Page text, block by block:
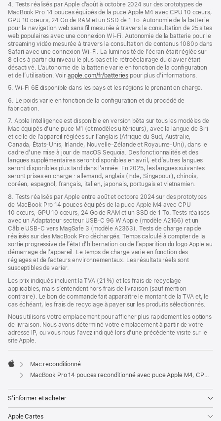
4. Tests réalisés par Apple d’août à octobre 2024 sur des prototypes de
MacBook Pro 14 pouces équipés de la puce Apple M4 avec CPU 10 cœurs,
GPU 10 cœurs, 24 Go de RAM et un SSD de 1 To. Autonomie de la batterie
pour la navigation web sans fil mesurée à travers la consultation de 25 sites
web populaires avec une connexion Wi-Fi. Autonomie de la batterie pour le
streaming vidéo mesurée à travers la consultation de contenus 1080p dans
Safari avec une connexion Wi-Fi. La luminosité de l’écran était réglée sur
8 clics à partir du niveau le plus bas et le rétroéclairage du clavier était
désactivé. L’autonomie de la batterie varie en fonction de la configuration
et de l’utilisation. Voir apple.com/fr/batteries pour plus d’informations.
5. Wi-Fi 6E disponible dans les pays et les régions le prenant en charge.
6. Le poids varie en fonction de la configuration et du procédé de
fabrication.
7. Apple Intelligence est disponible en version bêta sur tous les modèles de
Mac équipés d’une puce M1 (et modèles ultérieurs), avec la langue de Siri
et celle de l’appareil réglées sur l’anglais (Afrique du Sud, Australie,
Canada, États-Unis, Irlande, Nouvelle-Zélande et Royaume-Uni), dans le
cadre d’une mise à jour de macOS Sequoia. Des fonctionnalités et des
langues supplémentaires seront disponibles en avril, et d’autres langues
seront disponibles plus tard dans l’année. En 2025, les langues suivantes
seront prises en charge : allemand, anglais (Inde, Singapour), chinois,
coréen, espagnol, français, italien, japonais, portugais et vietnamien.
8. Tests réalisés par Apple entre août et octobre 2024 sur des prototypes
de MacBook Pro 14 pouces équipés de la puce Apple M4 avec CPU
10 cœurs, GPU 10 cœurs, 24 Go de RAM et un SSD de 1 To. Tests réalisés
avec un Adaptateur secteur USB-C 96 W Apple (modèle A2166) et un
Câble USB-C vers MagSafe 3 (modèle A2363). Tests de charge rapide
réalisés sur des MacBook Pro déchargés. Temps calculé à compter de la
sortie progressive de l’état d’hibernation ou de l’apparition du logo Apple au
démarrage de l’appareil. Le temps de charge varie en fonction des
réglages et de facteurs environnementaux. Les résultats réels sont
susceptibles de varier.
Les prix indiqués incluent la TVA (21 %) et les frais de recyclage
applicables, mais s’entendent hors frais de livraison (sauf mention
contraire). Le bon de commande fait apparaître le montant de la TVA et, le
cas échéant, les frais de recyclage à payer sur les produits sélectionnés.
Nous utilisons votre emplacement pour afficher plus rapidement les options
de livraison. Nous avons déterminé votre emplacement à partir de votre
adresse IP, ou vous nous l’avez indiqué lors d’une précédente visite sur le
site Apple.
Apple
Mac reconditionné
MacBook Pro 14 pouces reconditionné avec puce Apple M4, CPU 10 cœurs, GPU 10 cœurs - Noir sidéral
S’informer et acheter
Apple Cartes